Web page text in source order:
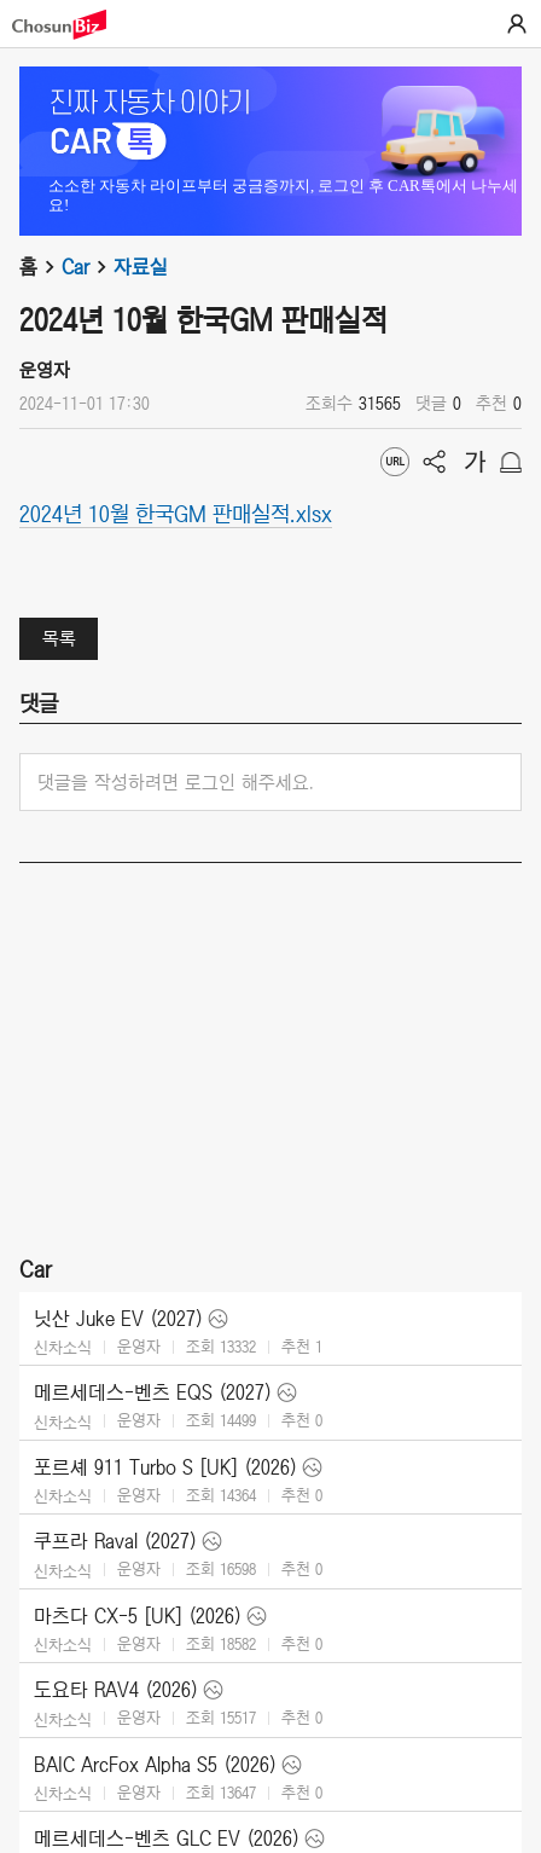
소소한 자동차 라이프부터 궁금증까지, 로그인 후 CAR톡에서 나누세
요!
홈 Car 자료실
2024년 10월 한국GM 판매실적
운영자
2024-11-01 17:30 조회수 31565 댓글 0 추천 0
2024년 10월 한국GM 판매실적.xlsx
목록
댓글
댓글을 작성하려면 로그인 해주세요.
Car
닛산 Juke EV (2027)
신차소식 운영자 조회 13332 추천 1
메르세데스-벤츠 EQS (2027)
신차소식 운영자 조회 14499 추천 0
포르셰 911 Turbo S [UK] (2026)
신차소식 운영자 조회 14364 추천 0
쿠프라 Raval (2027)
신차소식 운영자 조회 16598 추천 0
마츠다 CX-5 [UK] (2026)
신차소식 운영자 조회 18582 추천 0
도요타 RAV4 (2026)
신차소식 운영자 조회 15517 추천 0
BAIC ArcFox Alpha S5 (2026)
신차소식 운영자 조회 13647 추천 0
메르세데스-벤츠 GLC EV (2026)